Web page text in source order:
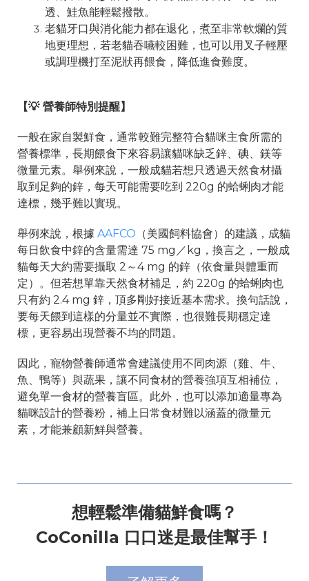
透、鮭魚能輕鬆撥散。
老貓牙口與消化能力都在退化，煮至非常軟爛的質
地更理想，若老貓吞嚥較困難，也可以用叉子輕壓
或調理機打至泥狀再餵食，降低進食難度。
【💡 營養師特別提醒】
一般在家自製鮮食，通常較難完整符合貓咪主食所需的
營養標準，長期餵食下來容易讓貓咪缺乏鋅、碘、鎂等
微量元素。舉例來說，一般成貓若想只透過天然食材攝
取到足夠的鋅，每天可能需要吃到 220g 的蛤蜊肉才能
達標，幾乎難以實現。
舉例來說，根據 AAFCO （美國飼料協會）的建議，成貓
每日飲食中鋅的含量需達 75 mg／kg，換言之，一般成
貓每天大約需要攝取 2～4 mg 的鋅（依食量與體重而
定）。但若想單靠天然食材補足，約 220g 的蛤蜊肉也
只有約 2.4 mg 鋅，頂多剛好接近基本需求。換句話說，
要每天餵到這樣的分量並不實際，也很難長期穩定達
標，更容易出現營養不均的問題。
因此，寵物營養師通常會建議使用不同肉源（雞、牛、
魚、鴨等）與蔬果，讓不同食材的營養強項互相補位，
避免單一食材的營養盲區。此外，也可以添加適量專為
貓咪設計的營養粉，補上日常食材難以涵蓋的微量元
素，才能兼顧新鮮與營養。
想輕鬆準備貓鮮食嗎？
CoConilla 口口迷是最佳幫手！